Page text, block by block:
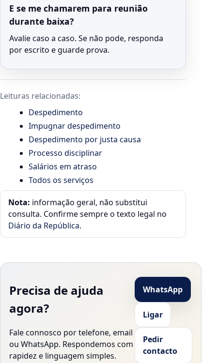
E se me chamarem para reunião
durante baixa?
Avalie caso a caso. Se não pode, responda
por escrito e guarde prova.
Leituras relacionadas:
Despedimento
Impugnar despedimento
Despedimento por justa causa
Processo disciplinar
Salários em atraso
Todos os serviços
Nota: informação geral, não substitui
consulta. Confirme sempre o texto legal no
Diário da República.
Precisa de ajuda
agora?
Fale connosco por telefone, email
ou WhatsApp. Respondemos com
rapidez e linguagem simples.
WhatsApp
Ligar
Pedir
contacto